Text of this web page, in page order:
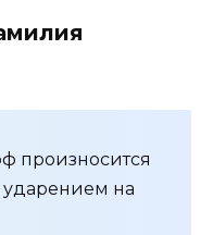
произносится
на